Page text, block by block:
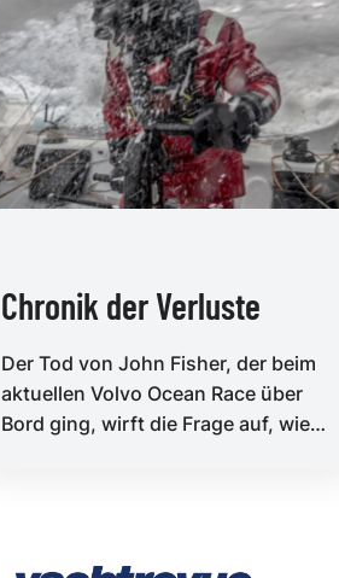
Chronik der Verluste
Der Tod von John Fisher, der beim
aktuellen Volvo Ocean Race über
Bord ging, wirft die Frage auf, wie